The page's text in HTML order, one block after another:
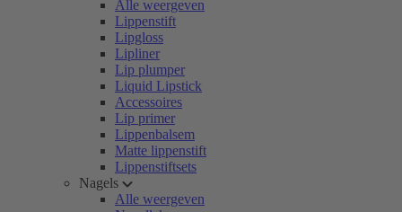
Alle weergeven
Lippenstift
Lipgloss
Lipliner
Lip plumper
Liquid Lipstick
Accessoires
Lip primer
Lippenbalsem
Matte lippenstift
Lippenstiftsets
Nagels
Alle weergeven